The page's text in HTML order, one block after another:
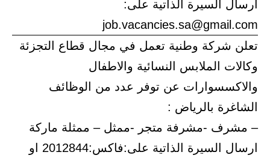
ارسال السيرة الذاتية على:
job.vacancies.sa@gmail.com
تعلن شركة وطنية تعمل في مجال قطاع التجزئة
وكالات الملابس النسائية والاطفال
والاكسسوارات عن توفر عدد من الوظائف
الشاغرة بالرياض :
– مشرف -مشرفة متجر -ممثل – ممثلة ماركة
ارسال السيرة الذاتية على:فاكس:2012844 او